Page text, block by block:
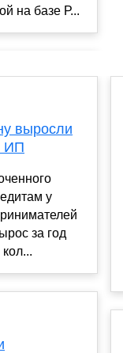
на базе Р...
выросли
ИП
у
за год